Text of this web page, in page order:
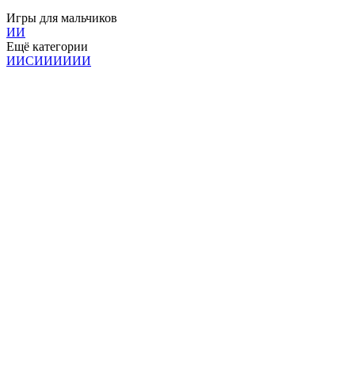
Игры для мальчиков
ИИ
Ещё категории
ИИСИИИИИИ